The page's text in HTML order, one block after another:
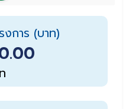
การ (บาท)